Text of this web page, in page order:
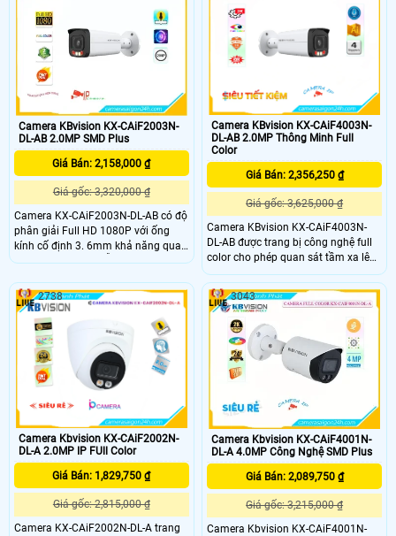
kim loại chắc chắn. Công nghệ IP
POE giúp kết nối dễ dàng và thuận
CAiF4003SN-AB 4
Camera KBvision KX-CAiF2003N-
DL-AB 2.0MP SMD Plus
Giá Bán: 2,158,000 ₫
Giá gốc: 3,320,000 ₫
Camera KX-CAiF2003N-DL-AB có độ
phân giải Full HD 1080P với ống
kính cố định 3. 6mm khả năng quan
sát rõ nét cả ngày lẫn đêm với đèn
quan sát lên đến 35m.
Camera KBvision KX-CAiF4003N-
DL-AB 2.0MP Thông Minh Full
Color
Giá Bán: 2,356,250 ₫
Giá gốc: 3,625,000 ₫
Camera KBvision KX-CAiF4003N-
DL-AB được trang bị công nghệ full
color cho phép quan sát tầm xa lên
đến 50 mét vào ban đêm. Camera
KX-CAiF4003N-DL-AB hỗ trợ các
tính năng thông minh như phát hiện
chuyển động phát hiện khuôn mặt
phát hiện âm thanh phát hiện xâm
nhập
Camera Kbvision KX-CAiF2002N-
DL-A 2.0MP IP FUll Color
Giá Bán: 1,829,750 ₫
Giá gốc: 2,815,000 ₫
Camera KX-CAiF2002N-DL-A trang
2738
Camera Kbvision KX-CAiF4001N-
DL-A 4.0MP Công Nghệ SMD Plus
Giá Bán: 2,089,750 ₫
Giá gốc: 3,215,000 ₫
Camera Kbvision KX-CAiF4001N-
3043